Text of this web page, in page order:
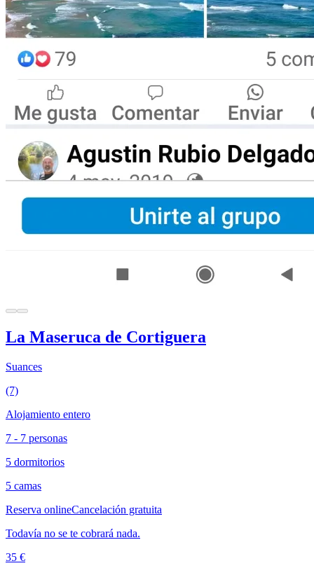
La Maseruca de Cortiguera
Suances
(7)
Alojamiento entero
7 - 7 personas
5 dormitorios
5 camas
Reserva onlineCancelación gratuita
Todavía no se te cobrará nada.
35 €